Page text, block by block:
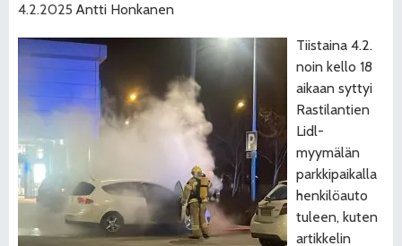
4.2.2025 Antti Honkanen
Tiistaina 4.2.
noin kello 18
aikaan syttyi
Rastilantien
Lidl-
myymälän
parkkipaikalla
henkilöauto
tuleen, kuten
artikkelin